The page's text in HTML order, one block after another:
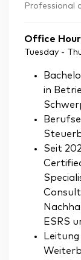
Professional
Office
Tuesday -
in
Seit
ESRS